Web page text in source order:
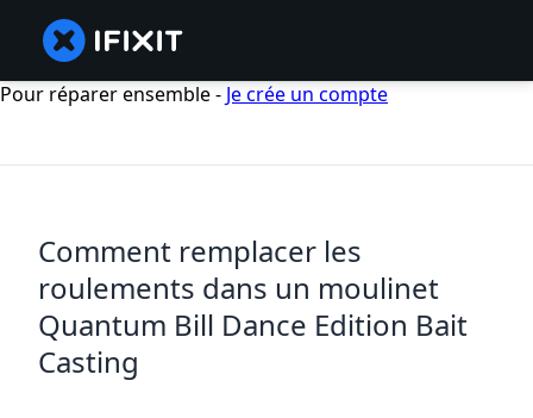
Pour réparer ensemble - Je crée un compte
Comment remplacer les
roulements dans un moulinet
Quantum Bill Dance Edition Bait
Casting